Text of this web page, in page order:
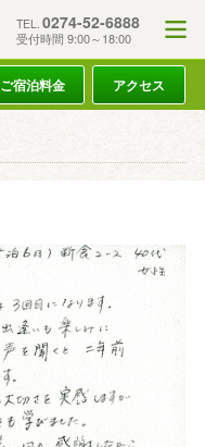
TEL. 0274-52-6888
受付時間 9:00～18:00
ご宿泊料金 アクセス